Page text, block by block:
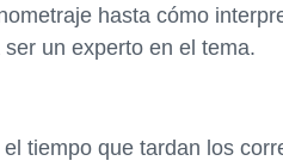
hasta cómo
un experto en el tema.
tiempo que tardan los